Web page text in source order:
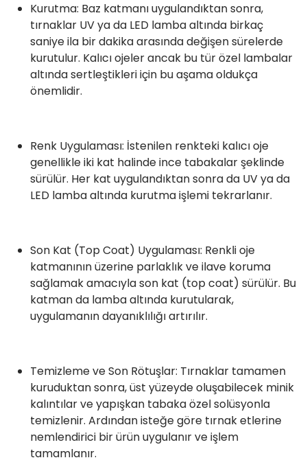
Kurutma: Baz katmanı uygulandıktan sonra,
tırnaklar UV ya da LED lamba altında birkaç
saniye ila bir dakika arasında değişen sürelerde
kurutulur. Kalıcı ojeler ancak bu tür özel lambalar
altında sertleştikleri için bu aşama oldukça
önemlidir.
Renk Uygulaması: İstenilen renkteki kalıcı oje
genellikle iki kat halinde ince tabakalar şeklinde
sürülür. Her kat uygulandıktan sonra da UV ya da
LED lamba altında kurutma işlemi tekrarlanır.
Son Kat (Top Coat) Uygulaması: Renkli oje
katmanının üzerine parlaklık ve ilave koruma
sağlamak amacıyla son kat (top coat) sürülür. Bu
katman da lamba altında kurutularak,
uygulamanın dayanıklılığı artırılır.
Temizleme ve Son Rötuşlar: Tırnaklar tamamen
kuruduktan sonra, üst yüzeyde oluşabilecek minik
kalıntılar ve yapışkan tabaka özel solüsyonla
temizlenir. Ardından isteğe göre tırnak etlerine
nemlendirici bir ürün uygulanır ve işlem
tamamlanır.